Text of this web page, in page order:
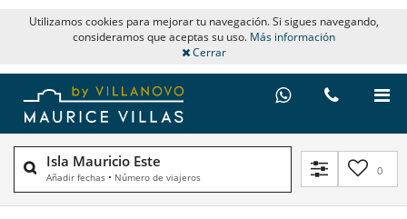
Utilizamos cookies para mejorar tu navegación. Si sigues navegando,
consideramos que aceptas su uso. Más información
Cerrar
Isla Mauricio Este
Añadir fechas • Número de viajeros 0